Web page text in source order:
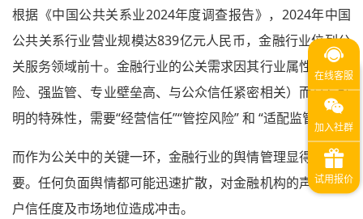
根据《中国公共关系业2024年度调查报告》，2024年中国
公共关系行业营业规模达839亿元人民币，金融行业位列公
关服务领域前十。金融行业的公关需求因其行业属性（高风
险、强监管、专业壁垒高、与公众信任紧密相关）而具有鲜
明的特殊性，需要“经营信任”“管控风险” 和 “适配监管”。
而作为公关中的关键一环，金融行业的舆情管理显得至关重
要。任何负面舆情都可能迅速扩散，对金融机构的声誉、客
户信任度及市场地位造成冲击。